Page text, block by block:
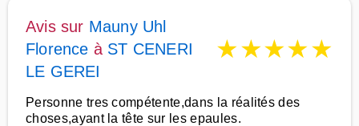
Avis sur Mauny Uhl
Florence à ST CENERI
LE GEREI
★★★★★
Personne tres compétente,dans la réalités des
choses,ayant la tête sur les epaules.